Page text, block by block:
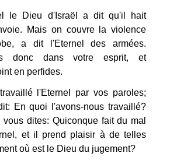
le Dieu d'Israël a dit qu'il hait
Mais on couvre la violence
a dit l'Eternel des armées.
donc dans votre esprit, et
en perfides.
l'Eternel par vos paroles;
En quoi l'avons-nous travaillé?
vous dites: Quiconque fait du mal
et il prend plaisir à de telles
où est le Dieu du jugement?